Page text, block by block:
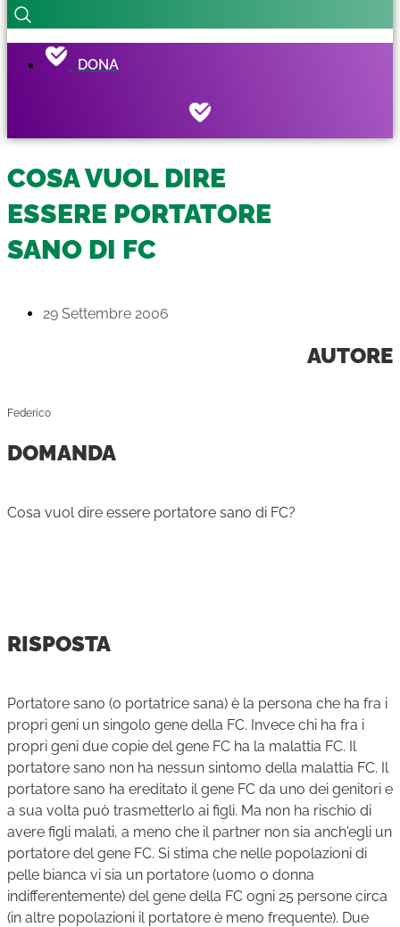
DONA
COSA VUOL DIRE
ESSERE PORTATORE
SANO DI FC
29 Settembre 2006
AUTORE
Federico
DOMANDA
Cosa vuol dire essere portatore sano di FC?
RISPOSTA
Portatore sano (o portatrice sana) è la persona che ha fra i
propri geni un singolo gene della FC. Invece chi ha fra i
propri geni due copie del gene FC ha la malattia FC. Il
portatore sano non ha nessun sintomo della malattia FC. Il
portatore sano ha ereditato il gene FC da uno dei genitori e
a sua volta può trasmetterlo ai figli. Ma non ha rischio di
avere figli malati, a meno che il partner non sia anch'egli un
portatore del gene FC. Si stima che nelle popolazioni di
pelle bianca vi sia un portatore (uomo o donna
indifferentemente) del gene della FC ogni 25 persone circa
(in altre popolazioni il portatore è meno frequente). Due